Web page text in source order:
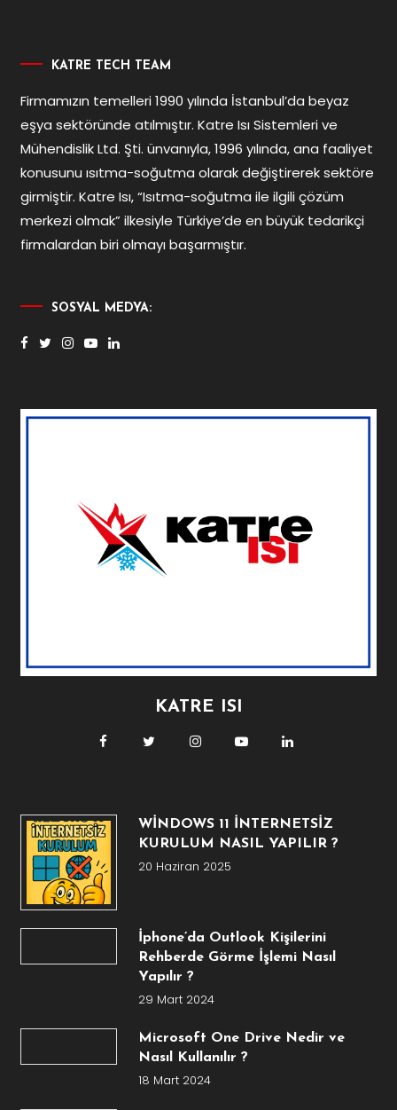
KATRE TECH TEAM
Firmamızın temelleri 1990 yılında İstanbul’da beyaz
eşya sektöründe atılmıştır. Katre Isı Sistemleri ve
Mühendislik Ltd. Şti. ünvanıyla, 1996 yılında, ana faaliyet
konusunu ısıtma-soğutma olarak değiştirerek sektöre
girmiştir. Katre Isı, “Isıtma-soğutma ile ilgili çözüm
merkezi olmak” ilkesiyle Türkiye’de en büyük tedarikçi
firmalardan biri olmayı başarmıştır.
SOSYAL MEDYA:
KATRE ISI
WİNDOWS 11 İNTERNETSİZ
KURULUM NASIL YAPILIR ?
20 Haziran 2025
İphone’da Outlook Kişilerini
Rehberde Görme İşlemi Nasıl
Yapılır ?
29 Mart 2024
Microsoft One Drive Nedir ve
Nasıl Kullanılır ?
18 Mart 2024